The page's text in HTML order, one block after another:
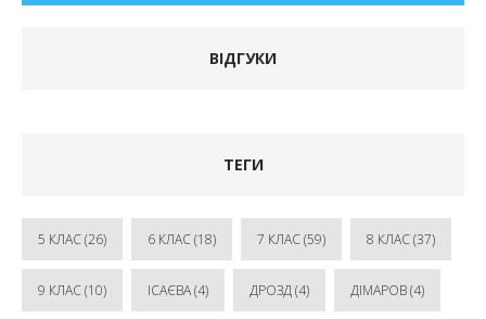
ВІДГУКИ
ТЕГИ
5 КЛАС(26) 6 КЛАС(18) 7 КЛАС(59) 8 КЛАС(37)
9 КЛАС(10) ІСАЄВА(4) ДРОЗД(4) ДІМАРОВ(4)